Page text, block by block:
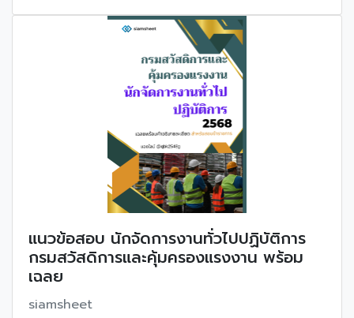
แนวข้อสอบ นักจัดการงานทั่วไปปฏิบัติการ
กรมสวัสดิการและคุ้มครองแรงงาน พร้อม
เฉลย
siamsheet